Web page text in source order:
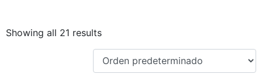
Showing all 21 results